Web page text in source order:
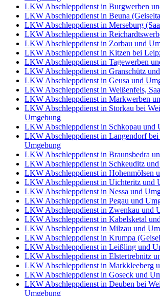
LKW Abschleppdienst in Burgwerben
LKW Abschleppdienst in Beuna
LKW Abschleppdienst in Merseburg
LKW Abschleppdienst in
LKW Abschleppdienst in Zorbau und
LKW Abschleppdienst in Kitzen bei
LKW Abschleppdienst in Tagewerben
LKW Abschleppdienst in Granschütz
LKW Abschleppdienst in Geusa und
LKW Abschleppdienst in Weißenfels,
LKW Abschleppdienst in Markwerben
LKW Abschleppdienst in Storkau bei
Umgebung
LKW Abschleppdienst in Schkopau und
LKW Abschleppdienst in Langendorf bei
Umgebung
LKW Abschleppdienst in Braunsbedra
LKW Abschleppdienst in Schkeuditz
LKW Abschleppdienst in Hohenmölsen
LKW Abschleppdienst in Uichteritz und
LKW Abschleppdienst in Nessa und
LKW Abschleppdienst in Pegau und
LKW Abschleppdienst in Zwenkau und
LKW Abschleppdienst in Kabelsketal
LKW Abschleppdienst in Milzau und
LKW Abschleppdienst in Krumpa
LKW Abschleppdienst in Leißling und
LKW Abschleppdienst in Elstertrebnitz
LKW Abschleppdienst in Markkleeberg
LKW Abschleppdienst in Goseck und
LKW Abschleppdienst in Deuben bei
Umgebung